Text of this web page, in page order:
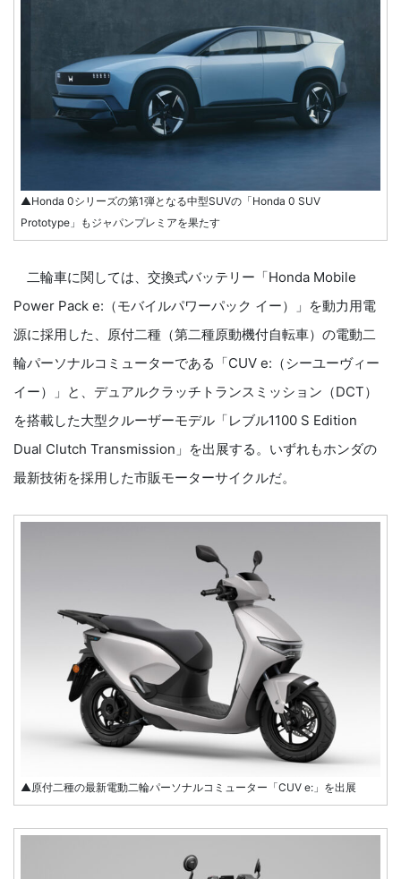
▲Honda 0シリーズの第1弾となる中型SUVの「Honda 0 SUV
Prototype」もジャパンプレミアを果たす
二輪車に関しては、交換式バッテリー「Honda Mobile
Power Pack e:（モバイルパワーパック イー）」を動力用電
源に採用した、原付二種（第二種原動機付自転車）の電動二
輪パーソナルコミューターである「CUV e:（シーユーヴィー
イー）」と、デュアルクラッチトランスミッション（DCT）
を搭載した大型クルーザーモデル「レブル1100 S Edition
Dual Clutch Transmission」を出展する。いずれもホンダの
最新技術を採用した市販モーターサイクルだ。
▲原付二種の最新電動二輪パーソナルコミューター「CUV e:」を出展